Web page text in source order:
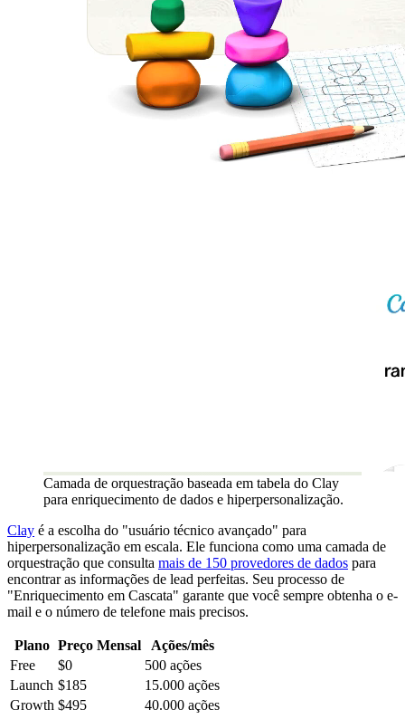
Camada de orquestração baseada em tabela do Clay
para enriquecimento de dados e hiperpersonalização.
Clay é a escolha do "usuário técnico avançado" para
hiperpersonalização em escala. Ele funciona como uma camada de
orquestração que consulta mais de 150 provedores de dados para
encontrar as informações de lead perfeitas. Seu processo de
"Enriquecimento em Cascata" garante que você sempre obtenha o e-
mail e o número de telefone mais precisos.
Plano Preço Mensal
Ações/mês
Free
$0
500 ações
Launch $185
15.000 ações
Growth $495 40.000 ações